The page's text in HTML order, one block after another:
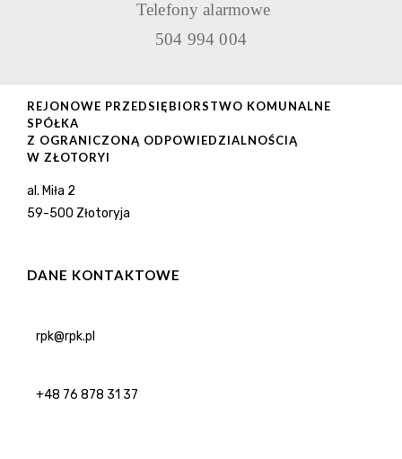
Telefony alarmowe
504 994 004
REJONOWE PRZEDSIĘBIORSTWO KOMUNALNE
SPÓŁKA
Z OGRANICZONĄ ODPOWIEDZIALNOŚCIĄ
W ZŁOTORYI
al. Miła 2
59-500 Złotoryja
DANE KONTAKTOWE
rpk@rpk.pl
+48 76 878 31 37